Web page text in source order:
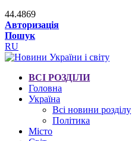
44.4869
Авторизація
Пошук
RU
ВСІ РОЗДІЛИ
Головна
Україна
Всі новини розділу
Політика
Місто